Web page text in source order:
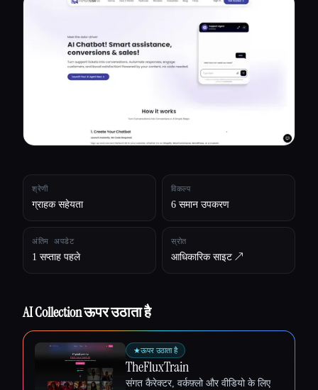
Esc
श्रेणी
ग्राहक सहेयता
विकल्प
6 समान उपकरण
अंतिम अपडेट
1 सप्ताह पहले
स्रोत
आधिकारिक साइट ↗︎
AI Collection ऊपर उठाता है
★ऊपर उठाता है
TheFluxTrain
संगत कैरेक्टर, वर्कफ़्लो और वीडियो के लिए